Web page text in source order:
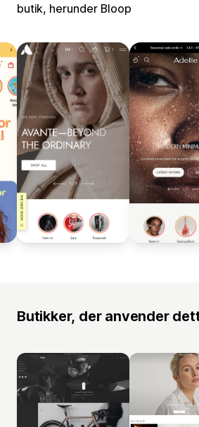
butik, herunder Bloop
Butikker, der anvender